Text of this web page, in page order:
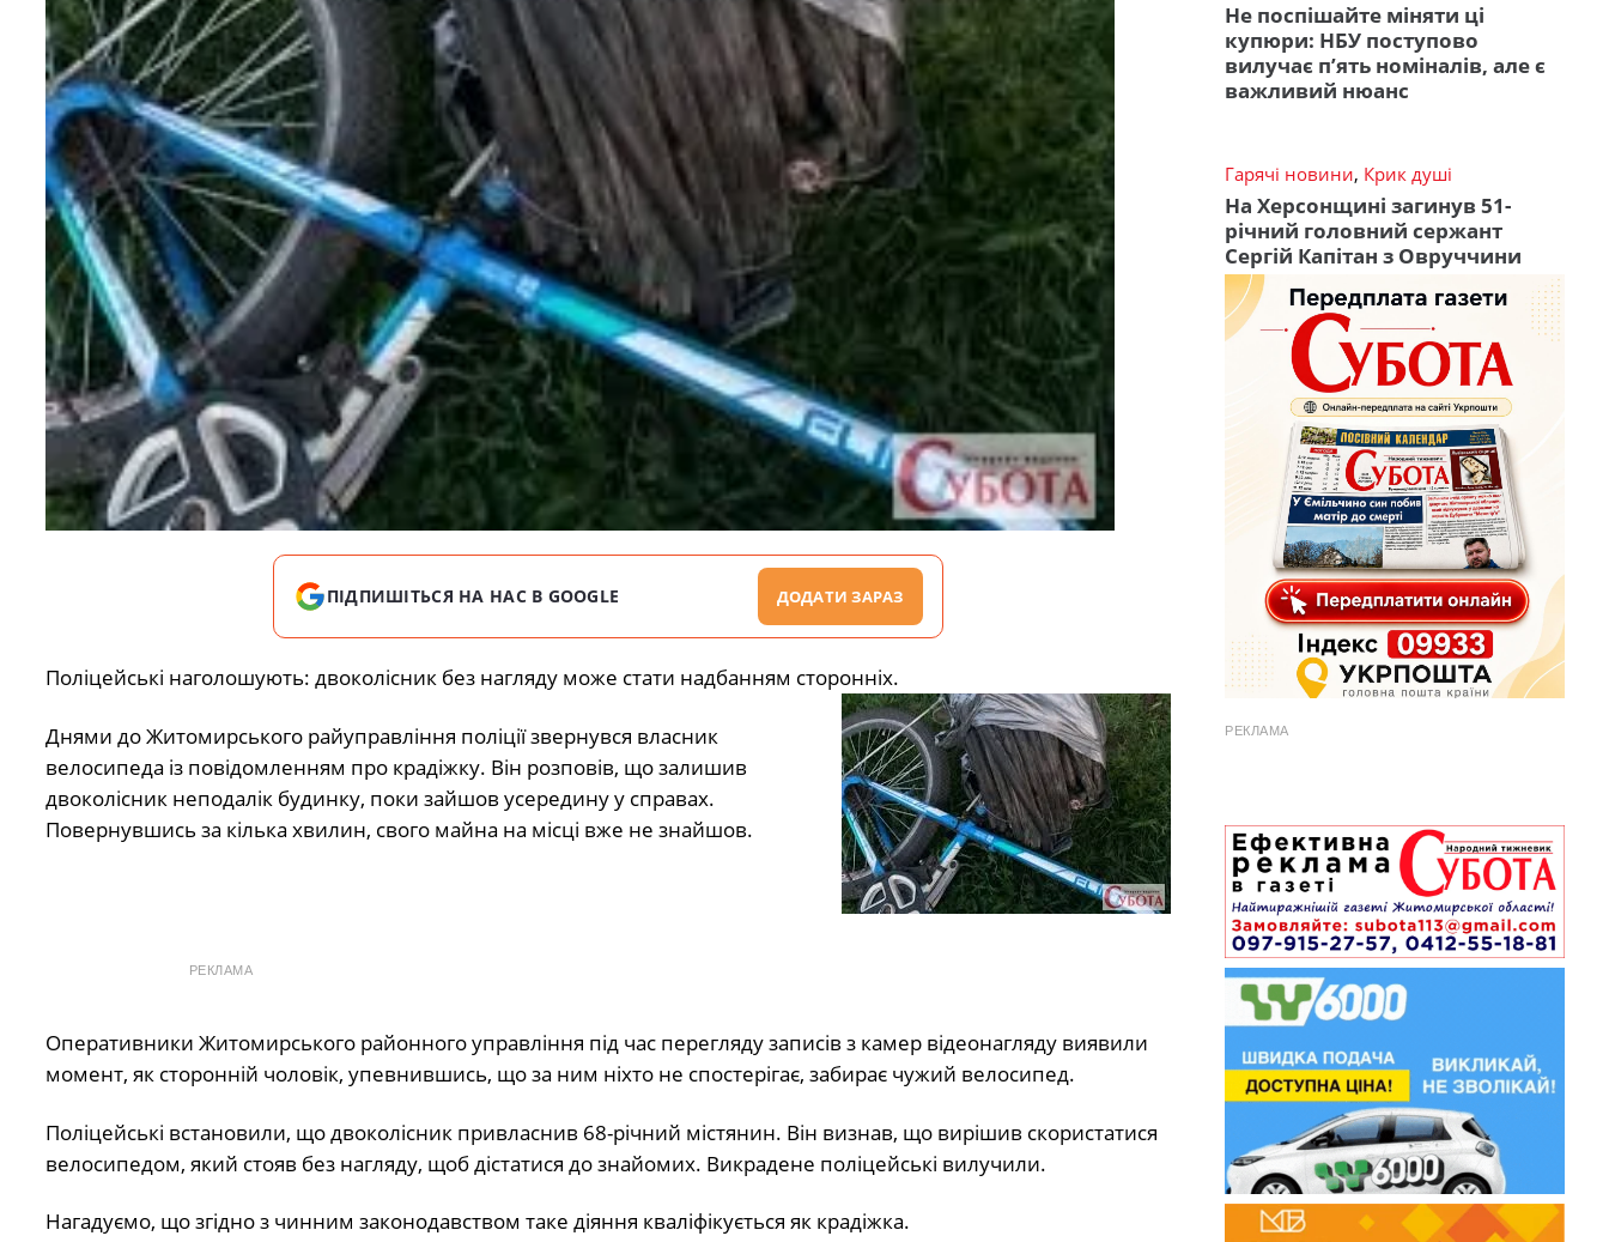
ПІДПИШІТЬСЯ НА НАС В GOOGLE ДОДАТИ ЗАРАЗ
Поліцейські наголошують: двоколісник без нагляду може стати надбанням сторонніх.
Днями до Житомирського райуправління поліції звернувся власник
велосипеда із повідомленням про крадіжку. Він розповів, що залишив
двоколісник неподалік будинку, поки зайшов усередину у справах.
Повернувшись за кілька хвилин, свого майна на місці вже не знайшов.
РЕКЛАМА
Оперативники Житомирського районного управління під час перегляду записів з камер відеонагляду виявили
момент, як сторонній чоловік, упевнившись, що за ним ніхто не спостерігає, забирає чужий велосипед.
Поліцейські встановили, що двоколісник привласнив 68-річний містянин. Він визнав, що вирішив скористатися
велосипедом, який стояв без нагляду, щоб дістатися до знайомих. Викрадене поліцейські вилучили.
Нагадуємо, що згідно з чинним законодавством таке діяння кваліфікується як крадіжка.
Не поспішайте міняти ці
купюри: НБУ поступово
вилучає п’ять номіналів, але є
важливий нюанс
Гарячі новини, Крик душі
На Херсонщині загинув 51-
річний головний сержант
Сергій Капітан з Овруччини
РЕКЛАМА